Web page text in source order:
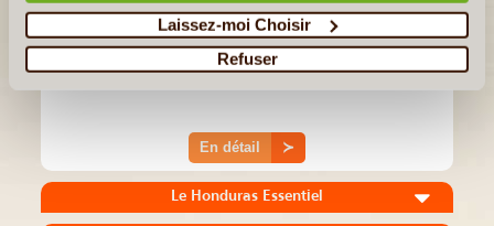
Laissez-moi Choisir
Refuser
tourisme, vous ouvre les portes sur une nature tropicale à la
diversité exceptionnelle. Entre civilisation précolombienne,
culture hispano-américaine, villes coloniales, plages idylliques et
En détail ≻
Le Honduras Essentiel